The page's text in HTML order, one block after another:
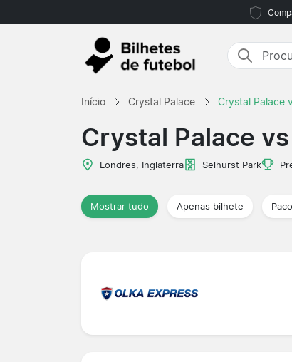
Início Crystal Palace Crystal Palace
Crystal Palace
Londres, Inglaterra Selhurst Park
Mostrar tudo Apenas bilhete